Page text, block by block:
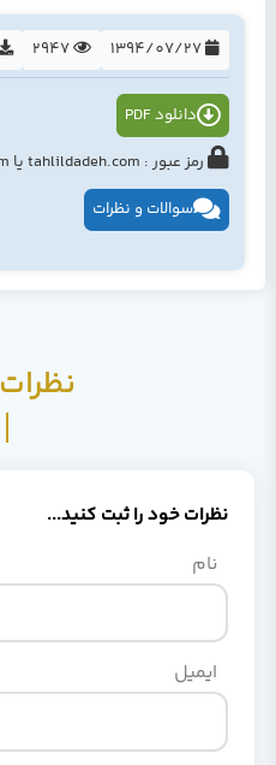
1394/07/27
2947
دانلود PDF
رمز عبور : tahlildadeh.com یا www.tahlildadeh.com
سوالات و نظرات
نظرات
نظرات خود را ثبت کنید...
نام
ایمیل